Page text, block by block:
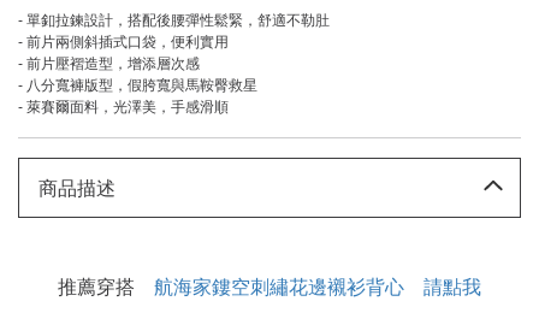
- 單釦拉鍊設計，搭配後腰彈性鬆緊，舒適不勒肚
- 前片兩側斜插式口袋，便利實用
- 前片壓褶造型，增添層次感
- 八分寬褲版型，假胯寬與馬鞍臀救星
- 萊賽爾面料，光澤美，手感滑順
商品描述
推薦穿搭 航海家鏤空刺繡花邊襯衫背心 請點我